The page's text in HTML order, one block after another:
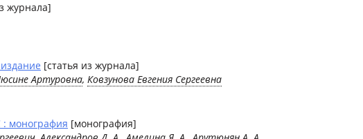
журнала]
[статья из журнала]
Артуровна, Ковзунова Евгения Сергеевна
: монография [монография]